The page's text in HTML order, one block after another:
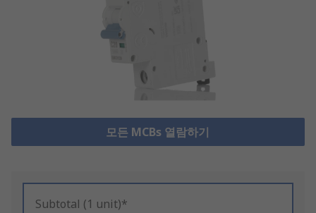
모든 MCBs 열람하기
Subtotal (1 unit)*